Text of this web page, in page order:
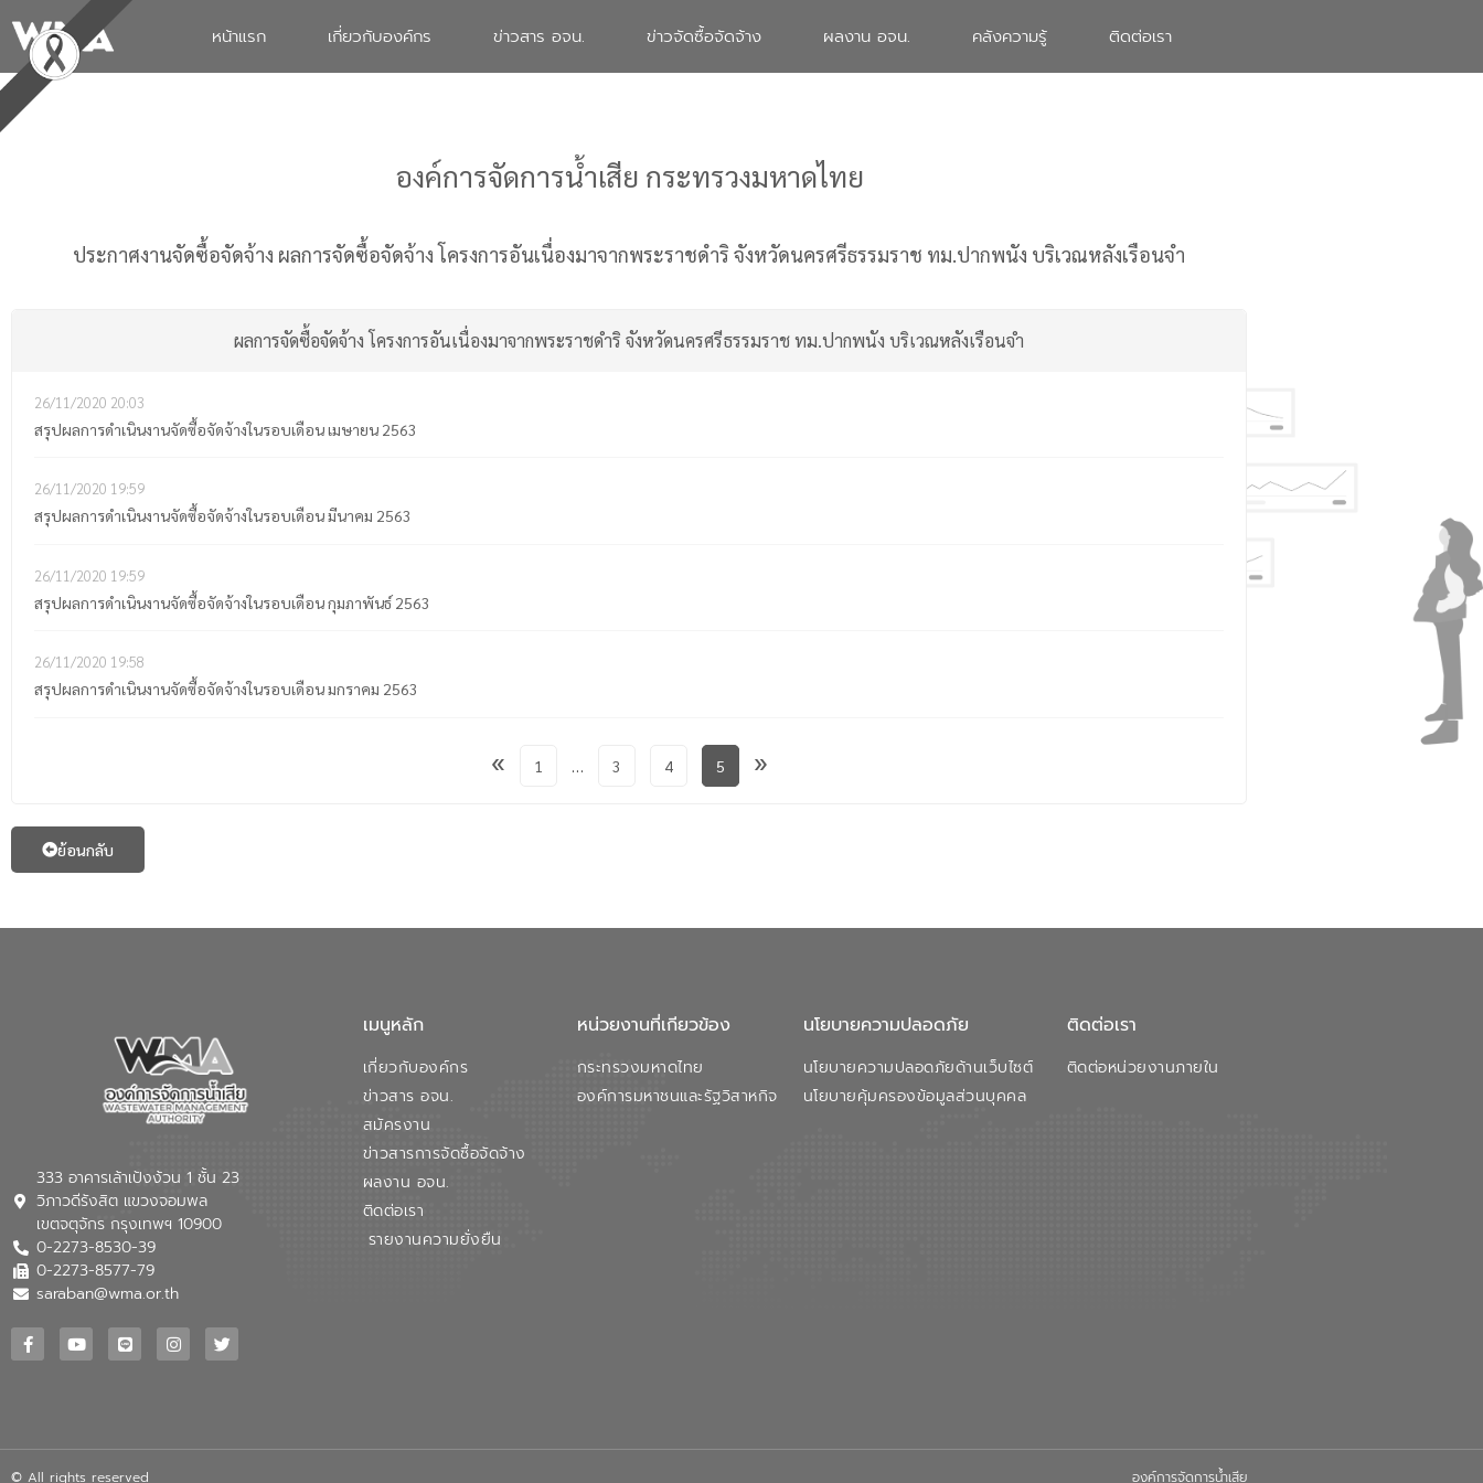
หน้าแรก เกี่ยวกับองค์กร ข่าวสาร อจน. ข่าวจัดซื้อจัดจ้าง ผลงาน อจน. คลังความรู้ ติดต่อเรา
องค์การจัดการน้ำเสีย กระทรวงมหาดไทย
ประกาศงานจัดซื้อจัดจ้าง ผลการจัดซื้อจัดจ้าง โครงการอันเนื่องมาจากพระราชดำริ จังหวัดนครศรีธรรมราช ทม.ปากพนัง บริเวณหลังเรือนจำ
ผลการจัดซื้อจัดจ้าง โครงการอันเนื่องมาจากพระราชดำริ จังหวัดนครศรีธรรมราช ทม.ปากพนัง บริเวณหลังเรือนจำ
26/11/2020 20:03
สรุปผลการดำเนินงานจัดซื้อจัดจ้างในรอบเดือน เมษายน 2563
26/11/2020 19:59
สรุปผลการดำเนินงานจัดซื้อจัดจ้างในรอบเดือน มีนาคม 2563
26/11/2020 19:59
สรุปผลการดำเนินงานจัดซื้อจัดจ้างในรอบเดือน กุมภาพันธ์ 2563
26/11/2020 19:58
สรุปผลการดำเนินงานจัดซื้อจัดจ้างในรอบเดือน มกราคม 2563
« 1 3 4 5 »
ย้อนกลับ
333 อาคารเล้าเป้งง้วน 1 ชั้น 23
วิภาวดีรังสิต แขวงจอมพล
เขตจตุจักร กรุงเทพฯ 10900
0-2273-8530-39
0-2273-8577-79
saraban@wma.or.th
เมนูหลัก
เกี่ยวกับองค์กร
ข่าวสาร อจน.
สมัครงาน
ข่าวสารการจัดซื้อจัดจ้าง
ผลงาน อจน.
ติดต่อเรา
รายงานความยั่งยืน
หน่วยงานที่เกียวข้อง
กระทรวงมหาดไทย
องค์การมหาชนและรัฐวิสาหกิจ
นโยบายความปลอดภัย
นโยบายความปลอดภัยด้านเว็บไซต์
นโยบายคุ้มครองข้อมูลส่วนบุคคล
ติดต่อเรา
ติดต่อหน่วยงานภายใน
© All rights reserved องค์การจัดการน้ำเสีย